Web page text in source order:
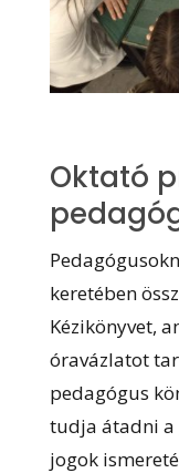
Oktató
keretében
Kézikönyvet,
óravázlatot
pedagógus
tudja átadni a
jogok